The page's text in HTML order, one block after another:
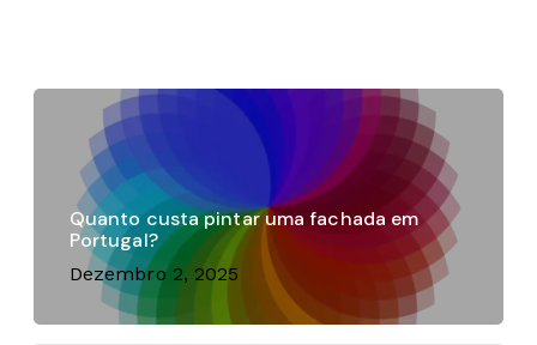
Quanto custa pintar uma fachada em
Portugal?
Dezembro 2, 2025